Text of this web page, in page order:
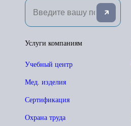
Услуги компаниям
Учебный центр
Мед. изделия
Сертификация
Охрана труда